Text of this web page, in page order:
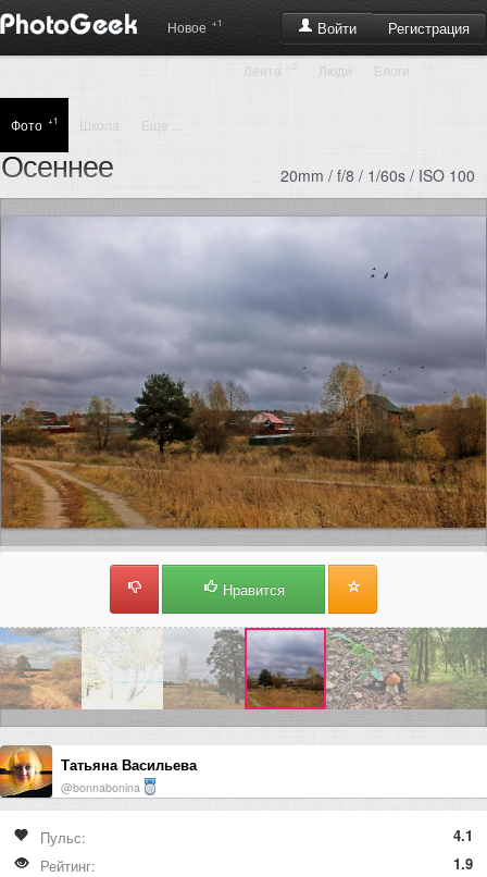
Войти Регистрация
Новое +1
Лента Люди Блоги
Фото +1 Школа Еще ...
Осеннее 20mm / f/8 / 1/60s / ISO 100
Нравится
Татьяна Васильева
@bonnabonina
Пульс:
4.1
Рейтинг:
1.9